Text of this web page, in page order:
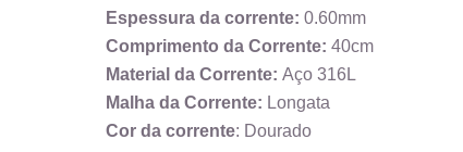
Espessura da corrente: 0.60mm
Comprimento da Corrente: 40cm
Material da Corrente: Aço 316L
Malha da Corrente: Longata
Cor da corrente: Dourado